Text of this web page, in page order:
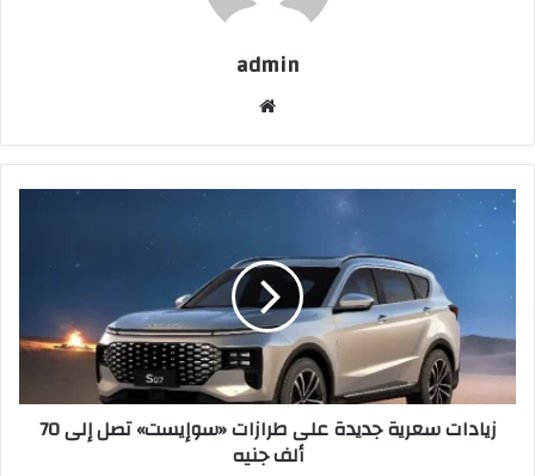
admin
زيادات
سعرية
جديدة
طرازات
«سوإيست»
تصل
إلى
70
ألف
زيادات سعرية جديدة على طرازات «سوإيست» تصل إلى 70
ألف جنيه